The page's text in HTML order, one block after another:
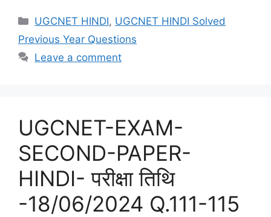
Categories
UGCNET HINDI, UGCNET HINDI Solved
Previous Year Questions
Leave a comment
UGCNET-EXAM-
SECOND-PAPER-
HINDI- परीक्षा तिथि
-18/06/2024 Q.111-115